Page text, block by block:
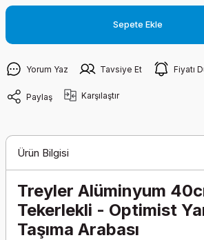
Sepete Ekle
Yorum Yaz Tavsiye Et Fiyatı
Paylaş Karşılaştır
Ürün Bilgisi
Treyler Alüminyum
Tekerlekli - Optimist
Taşıma Arabası